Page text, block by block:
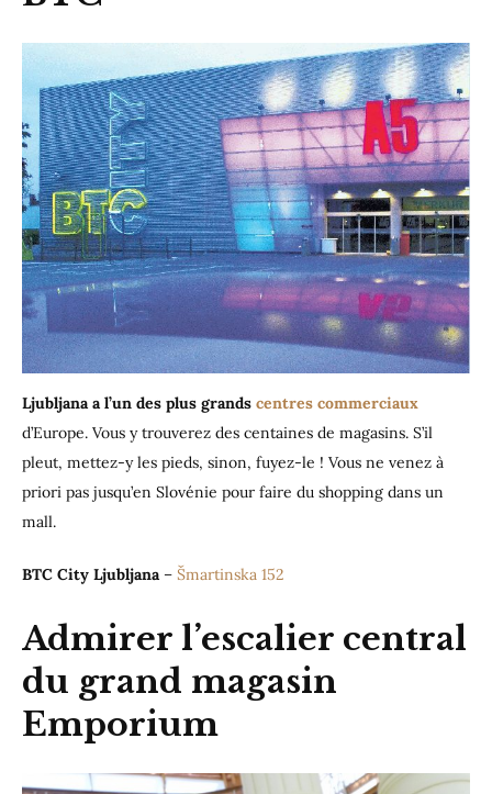
Ljubljana a l’un des plus grands centres commerciaux
d’Europe. Vous y trouverez des centaines de magasins. S’il
pleut, mettez-y les pieds, sinon, fuyez-le ! Vous ne venez à
priori pas jusqu’en Slovénie pour faire du shopping dans un
mall.
BTC City Ljubljana– Šmartinska 152
Admirer l’escalier central
du grand magasin
Emporium